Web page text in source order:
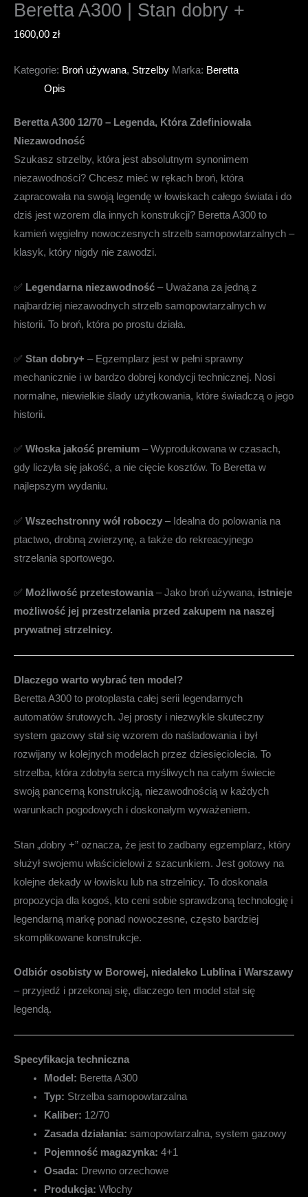
Beretta A300 | Stan dobry +
1600,00 zł
Kategorie: Broń używana, Strzelby Marka: Beretta
Opis
Beretta A300 12/70 – Legenda, Która Zdefiniowała
Niezawodność
Szukasz strzelby, która jest absolutnym synonimem
niezawodności? Chcesz mieć w rękach broń, która
zapracowała na swoją legendę w łowiskach całego świata i do
dziś jest wzorem dla innych konstrukcji? Beretta A300 to
kamień węgielny nowoczesnych strzelb samopowtarzalnych –
klasyk, który nigdy nie zawodzi.
✅ Legendarna niezawodność – Uważana za jedną z
najbardziej niezawodnych strzelb samopowtarzalnych w
historii. To broń, która po prostu działa.
✅ Stan dobry+ – Egzemplarz jest w pełni sprawny
mechanicznie i w bardzo dobrej kondycji technicznej. Nosi
normalne, niewielkie ślady użytkowania, które świadczą o jego
historii.
✅ Włoska jakość premium – Wyprodukowana w czasach,
gdy liczyła się jakość, a nie cięcie kosztów. To Beretta w
najlepszym wydaniu.
✅ Wszechstronny wół roboczy – Idealna do polowania na
ptactwo, drobną zwierzynę, a także do rekreacyjnego
strzelania sportowego.
✅ Możliwość przetestowania – Jako broń używana, istnieje
możliwość jej przestrzelania przed zakupem na naszej
prywatnej strzelnicy.
Dlaczego warto wybrać ten model?
Beretta A300 to protoplasta całej serii legendarnych
automatów śrutowych. Jej prosty i niezwykle skuteczny
system gazowy stał się wzorem do naśladowania i był
rozwijany w kolejnych modelach przez dziesięciolecia. To
strzelba, która zdobyła serca myśliwych na całym świecie
swoją pancerną konstrukcją, niezawodnością w każdych
warunkach pogodowych i doskonałym wyważeniem.
Stan „dobry +” oznacza, że jest to zadbany egzemplarz, który
służył swojemu właścicielowi z szacunkiem. Jest gotowy na
kolejne dekady w łowisku lub na strzelnicy. To doskonała
propozycja dla kogoś, kto ceni sobie sprawdzoną technologię i
legendarną markę ponad nowoczesne, często bardziej
skomplikowane konstrukcje.
Odbiór osobisty w Borowej, niedaleko Lublina i Warszawy
– przyjedź i przekonaj się, dlaczego ten model stał się
legendą.
Specyfikacja techniczna
Model: Beretta A300
Typ: Strzelba samopowtarzalna
Kaliber: 12/70
Zasada działania: samopowtarzalna, system gazowy
Pojemność magazynka: 4+1
Osada: Drewno orzechowe
Produkcja: Włochy